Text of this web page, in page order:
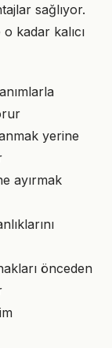
sağlıyor.
kadar kalıcı
yerine
ayırmak
önceden